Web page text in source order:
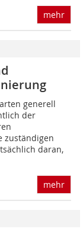
mehr
generell
der
zuständigen
daran,
mehr